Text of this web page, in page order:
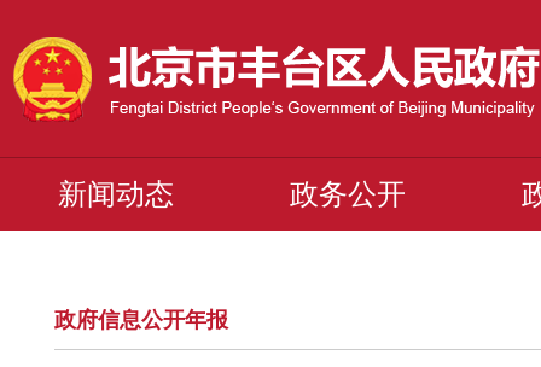
新闻动态 政务公开
政府信息公开年报